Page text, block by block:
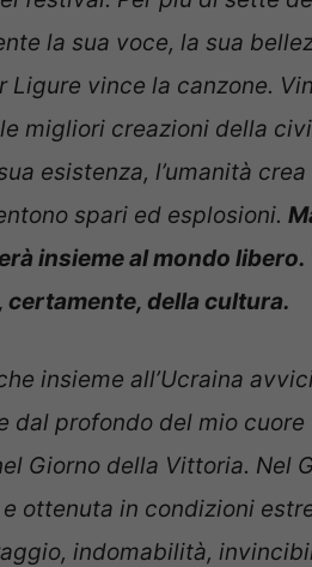
la sua voce, la sua
vince la canzone.
migliori creazioni della
esistenza, l’umanità crea
spari ed esplosioni.
insieme al mondo
certamente, della cultura.
insieme all’Ucraina
profondo del mio
Giorno della Vittoria. Nel
ottenuta in condizioni
indomabilità,